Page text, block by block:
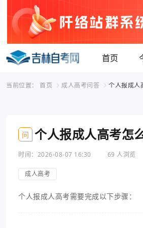
首页
当前位置： 首页 成人高考问答 个人报成人
问 个人报成人高考怎
时间：2026-08-07 16:30 69 人浏览
成人高考
个人报成人高考需要完成以下步骤：